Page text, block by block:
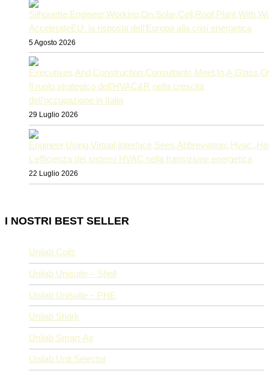
AccelerateEU: la risposta dell’Europa alla crisi energetica
5 Agosto 2026
Il ruolo strategico dell’HVAC&R nella crescita
dell’occupazione in Italia
29 Luglio 2026
L’efficienza dei sistemi HVAC nella transizione energetica
22 Luglio 2026
I NOSTRI BEST SELLER
Unilab Coils
Unilab Unisuite – Shell
Unilab Unisuite – PHE
Unilab Shark
Unilab Smart-Air
Unilab Unit Selector